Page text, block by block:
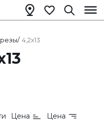
/ 4,2х13
Цена Цена